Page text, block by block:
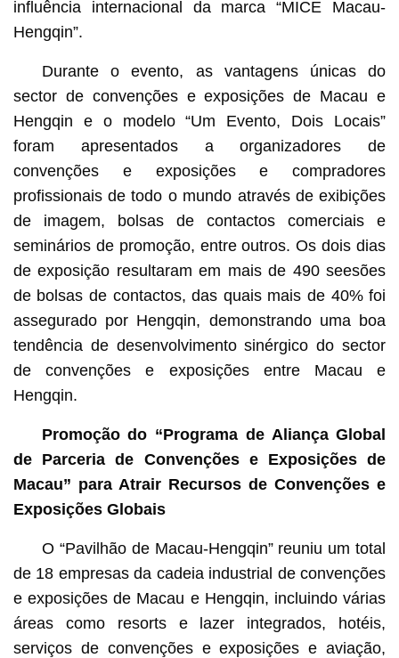
influência internacional da marca “MICE Macau-
Hengqin”.
Durante o evento, as vantagens únicas do
sector de convenções e exposições de Macau e
Hengqin e o modelo “Um Evento, Dois Locais”
foram apresentados a organizadores de
convenções e exposições e compradores
profissionais de todo o mundo através de exibições
de imagem, bolsas de contactos comerciais e
seminários de promoção, entre outros. Os dois dias
de exposição resultaram em mais de 490 seesões
de bolsas de contactos, das quais mais de 40% foi
assegurado por Hengqin, demonstrando uma boa
tendência de desenvolvimento sinérgico do sector
de convenções e exposições entre Macau e
Hengqin.
Promoção do “Programa de Aliança Global
de Parceria de Convenções e Exposições de
Macau” para Atrair Recursos de Convenções e
Exposições Globais
O “Pavilhão de Macau-Hengqin” reuniu um total
de 18 empresas da cadeia industrial de convenções
e exposições de Macau e Hengqin, incluindo várias
áreas como resorts e lazer integrados, hotéis,
serviços de convenções e exposições e aviação,